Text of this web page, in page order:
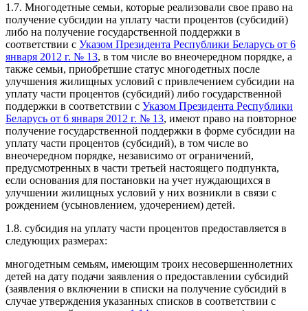
1.7. Многодетные семьи, которые реализовали свое право на
получение субсидии на уплату части процентов (субсидий)
либо на получение государственной поддержки в
соответствии с Указом Президента Республики Беларусь от 6
января 2012 г. № 13, в том числе во внеочередном порядке, а
также семьи, приобретшие статус многодетных после
улучшения жилищных условий с привлечением субсидии на
уплату части процентов (субсидий) либо государственной
поддержки в соответствии с Указом Президента Республики
Беларусь от 6 января 2012 г. № 13, имеют право на повторное
получение государственной поддержки в форме субсидии на
уплату части процентов (субсидий), в том числе во
внеочередном порядке, независимо от ограничений,
предусмотренных в части третьей настоящего подпункта,
если основания для постановки на учет нуждающихся в
улучшении жилищных условий у них возникли в связи с
рождением (усыновлением, удочерением) детей.
1.8. субсидия на уплату части процентов предоставляется в
следующих размерах:
многодетным семьям, имеющим троих несовершеннолетних
детей на дату подачи заявления о предоставлении субсидий
(заявления о включении в списки на получение субсидий в
случае утверждения указанных списков в соответствии с